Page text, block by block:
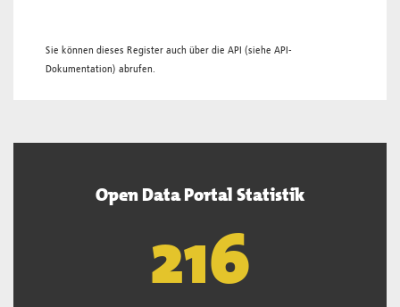
Sie können dieses Register auch über die API (siehe API-
Dokumentation) abrufen.
Open Data Portal Statistik
219